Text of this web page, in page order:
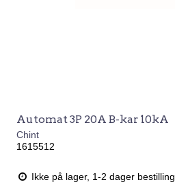
Automat 3P 20A B-kar 10kA
Chint
1615512
Ikke på lager, 1-2 dager bestilling